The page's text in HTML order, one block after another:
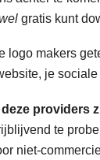
gratis kunt
logo makers
je
providers
te
niet-